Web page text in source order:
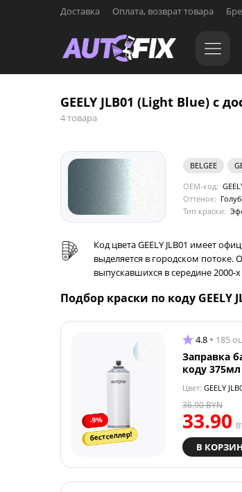
Доставка Оплата, возврат товара
GEELY JLB01 (Light Blue) с
4 товара
BELGEE
OEM-код:
Оттенок:
Тип краски:
Код цвета GEELY JLB01 имеет
выделяется в городском потоке.
выпускавшихся в середине 2000-
Подбор краски по коду GEELY
-9%
бестселлер!
4.8 185
Заправка
коду 375мл
Цвет: GEELY
33.90
36.90BYN
В